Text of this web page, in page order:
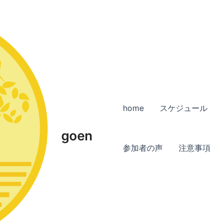
goen
home スケジュール
参加者の声 注意事項